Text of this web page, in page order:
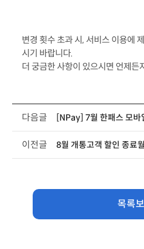
변경 횟수 초과 시, 서비스 이용에
시기 바랍니다.
더 궁금한 사항이 있으시면 언제든
다음글
이전글 8월 개통고객 할인 종료
목록